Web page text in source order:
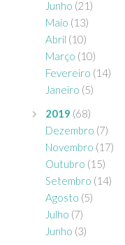
Junho (21)
Maio (13)
Abril (10)
Março (10)
Fevereiro (14)
Janeiro (5)
2019 (68)
Dezembro (7)
Novembro (17)
Outubro (15)
Setembro (14)
Agosto (5)
Julho (7)
Junho (3)